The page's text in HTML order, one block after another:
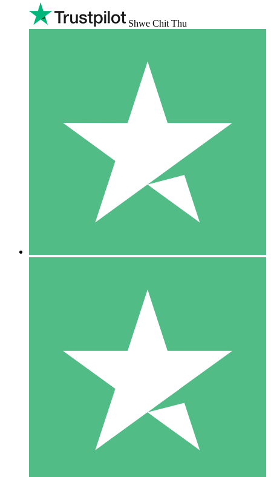
Shwe Chit Thu